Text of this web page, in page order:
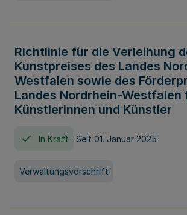
Richtlinie für die Verleihung
Kunstpreises des Landes
Westfalen sowie des
Landes Nordrhein-Westfalen
Künstlerinnen und Künstler
In Kraft Seit 01. Januar 2025
Verwaltungsvorschrift